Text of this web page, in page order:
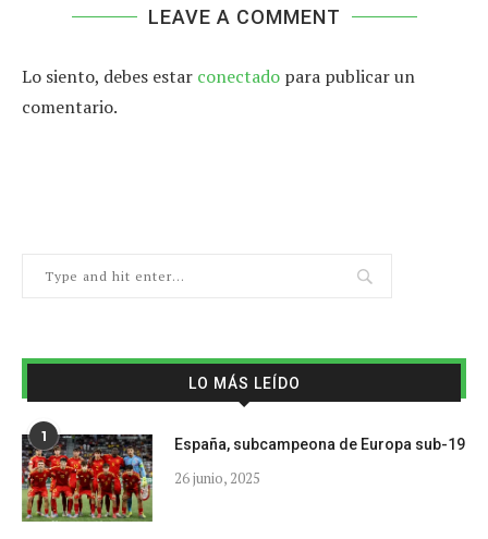
LEAVE A COMMENT
Lo siento, debes estar conectado para publicar un
comentario.
LO MÁS LEÍDO
1 España, subcampeona de Europa sub-19
26 junio, 2025